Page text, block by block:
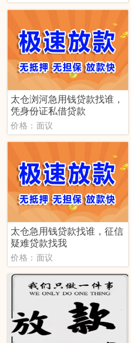
太仓浏河急用钱贷款找谁，
凭身份证私借贷款
价格：面议
太仓急用钱贷款找谁，征信
疑难贷款找我
价格：面议